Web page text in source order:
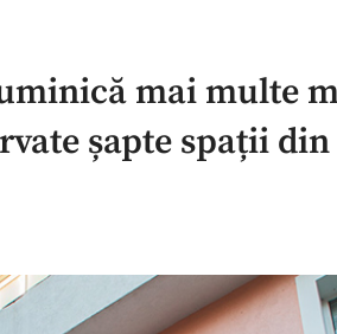
mai multe
șapte spații